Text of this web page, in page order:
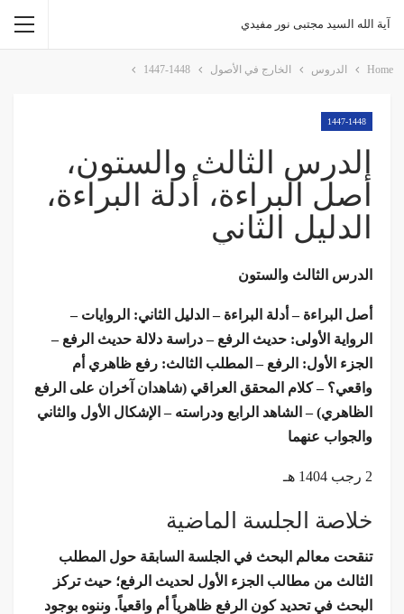
آية الله السيد مجتبى نور مفيدي
Home الدروس الخارج في الأصول 1447-1448
1447-1448
الدرس الثالث والستون،
أصل البراءة، أدلة البراءة،
الدليل الثاني
الدرس الثالث والستون
أصل البراءة – أدلة البراءة – الدليل الثاني: الروايات –
الرواية الأولى: حديث الرفع – دراسة دلالة حديث الرفع –
الجزء الأول: الرفع – المطلب الثالث: رفع ظاهري أم
واقعي؟ – كلام المحقق العراقي (شاهدان آخران على الرفع
الظاهري) – الشاهد الرابع ودراسته – الإشكال الأول والثاني
والجواب عنهما
2 رجب 1404 هـ
خلاصة الجلسة الماضية
تنقحت معالم البحث في الجلسة السابقة حول المطلب
الثالث من مطالب الجزء الأول لحديث الرفع؛ حيث تركز
البحث في تحديد كون الرفع ظاهرياً أم واقعياً. وننوه بوجود